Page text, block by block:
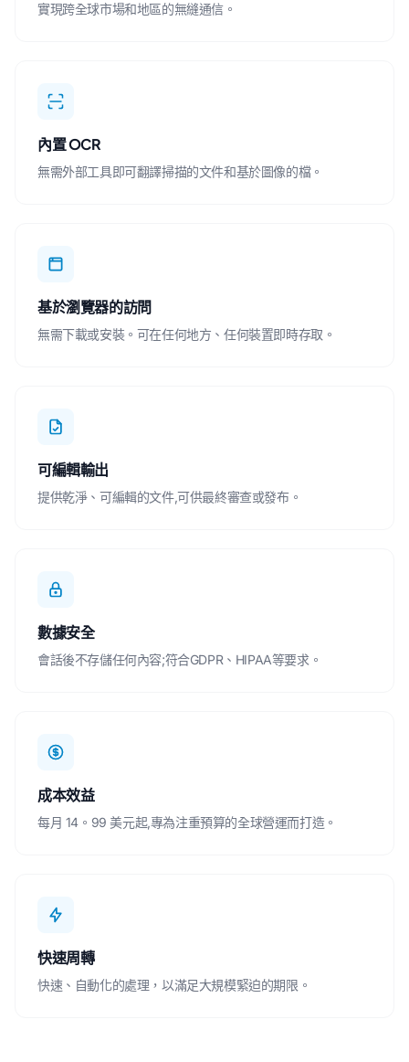
實現跨全球市場和地區的無縫通信。
內置 OCR
無需外部工具即可翻譯掃描的文件和基於圖像的檔。
基於瀏覽器的訪問
無需下載或安裝。可在任何地方、任何裝置即時存取。
可編輯輸出
提供乾淨、可編輯的文件,可供最終審查或發布。
數據安全
會話後不存儲任何內容;符合GDPR、HIPAA等要求。
成本效益
每月 14。99 美元起,專為注重預算的全球營運而打造。
快速周轉
快速、自動化的處理，以滿足大規模緊迫的期限。